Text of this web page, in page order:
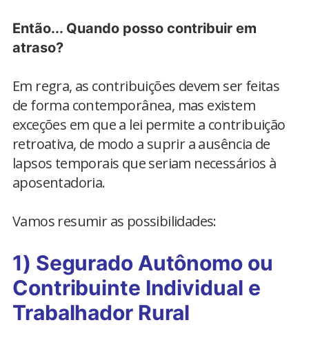
Então... Quando posso contribuir em
atraso?
Em regra, as contribuições devem ser feitas
de forma contemporânea, mas existem
exceções em que a lei permite a contribuição
retroativa, de modo a suprir a ausência de
lapsos temporais que seriam necessários à
aposentadoria.
Vamos resumir as possibilidades:
1) Segurado Autônomo ou
Contribuinte Individual e
Trabalhador Rural